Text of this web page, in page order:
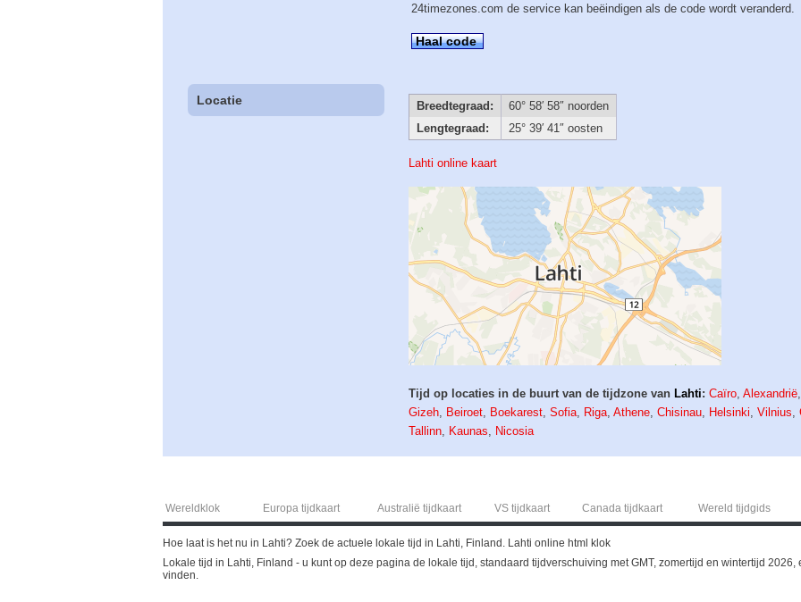
24timezones.com de service kan beëindigen als de code wordt veranderd.
Haal code
Locatie Breedtegraad:
60° 58′ 58″ noorden
Lengtegraad:
25° 39′ 41″ oosten
Lahti online kaart
Tijd op locaties in de buurt van de tijdzone van Lahti: Caïro,Alexandrië,
Gizeh, Beiroet, Boekarest,Sofia, Riga,Athene,Chisinau, Helsinki,Vilnius,
Tallinn, Kaunas, Nicosia
Wereldklok Europa tijdkaart Australië tijdkaart VS tijdkaart Canada tijdkaart Wereld tijdgids
Hoe laat is het nu in Lahti? Zoek de actuele lokale tijd in Lahti, Finland. Lahti online html klok
Lokale tijd in Lahti, Finland - u kunt op deze pagina de lokale tijd, standaard tijdverschuiving met GMT, zomertijd en wintertijd
vinden.